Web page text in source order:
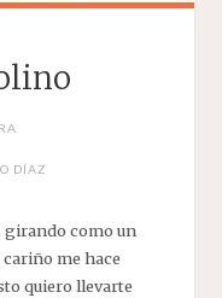
DÍAZ
girando como un
me hace
quiero llevarte